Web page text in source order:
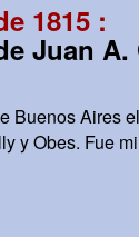
1815 :
Juan A.
Buenos Aires
y Obes. Fue